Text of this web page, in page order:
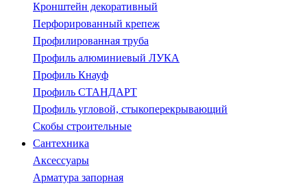
Кронштейн декоративный
Перфорированный крепеж
Профилированная труба
Профиль алюминиевый ЛУКА
Профиль Кнауф
Профиль СТАНДАРТ
Профиль угловой, стыкоперекрывающий
Скобы строительные
Сантехника
Аксессуары
Арматура запорная